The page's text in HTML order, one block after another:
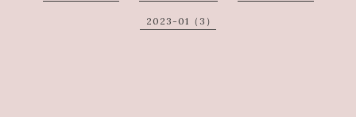
2023-01（3）